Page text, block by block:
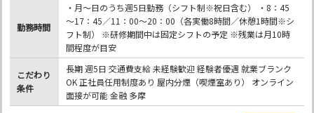
勤務時間
・月～日のうち週5日勤務（シフト制※祝日含む） ・8：45
～17：45／11：00～20：00（各実働8時間／休憩1時間※シ
フト制） ※研修期間中は固定シフトの予定 ※残業は月10時
間程度が目安
こだわり
条件
長期 週5日 交通費支給 未経験歓迎 経験者優遇 就業ブランク
OK 正社員任用制度あり 屋内分煙（喫煙室あり） オンライン
面接が可能 金融 多摩